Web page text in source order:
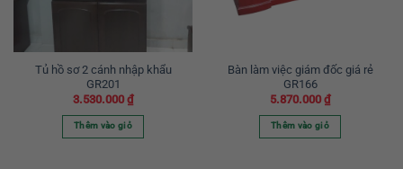
Tủ hồ sơ 2 cánh nhập khẩu
GR201
3.530.000 ₫
Thêm vào giỏ
Bàn làm việc giám đốc giá rẻ
GR166
5.870.000 ₫
Thêm vào giỏ